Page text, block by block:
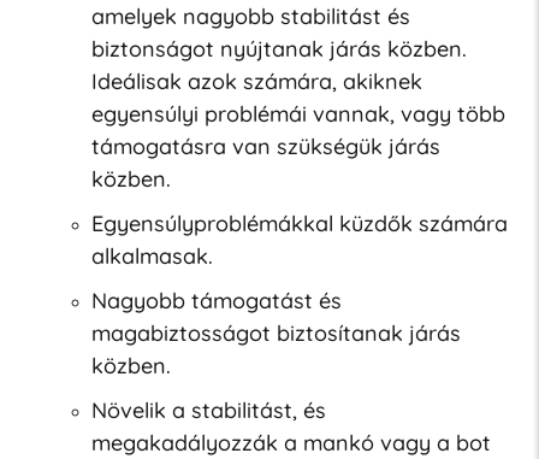
amelyek nagyobb stabilitást és
biztonságot nyújtanak járás közben.
Ideálisak azok számára, akiknek
egyensúlyi problémái vannak, vagy több
támogatásra van szükségük járás
közben.
Egyensúlyproblémákkal küzdők számára
alkalmasak.
Nagyobb támogatást és
magabiztosságot biztosítanak járás
közben.
Növelik a stabilitást, és
megakadályozzák a mankó vagy a bot